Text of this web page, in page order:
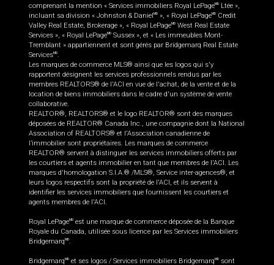
comprenant la mention « Services immobiliers Royal LePageMD
Ltée »,
incluant sa division « Johnston & DanielMD », « Royal LePageMD
Credit
Valley Real Estate, Brokerage », « Royal LePageMD West Real Estate
Services », « Royal LePageMD Sussex », et « Les immeubles Mont-
Tremblant » appartiennent et sont gérés par Bridgemarq Real Estate
ServicesMD
Les marques de commerce MLS® ainsi que les logos qui s'y
rapportent désignent les services professionnels rendus par les
membres REALTORS® de l'ACI en vue de l'achat, de la vente et de la
location de biens immobiliers dans le cadre d'un système de vente
collaborative.
REALTOR®, REALTORS® et le logo REALTOR® sont des marques
déposées de REALTOR® Canada Inc., une compagnie dont la National
Association of REALTORS® et l'Association canadienne de
l’immobilier sont propriétaires. Les marques de commerce
REALTOR® servent à distinguer les services immobiliers offerts par
les courtiers et agents immobilier en tant que membres de l'ACI. Les
marques d'homologation S.I.A.® /MLS®, Service inter-agences®, et
leurs logos respectifs sont la propriété de l'ACI, et ils servent à
identifier les services immobiliers que fournissent les courtiers et
agents membres de l'ACI.
Royal LePageMD est une marque de commerce déposée de la Banque
Royale du Canada, utilisée sous licence par les Services immobiliers
BridgemarqMD
BridgemarqMD et ses logos / Services immobiliers BridgemarqMD sont